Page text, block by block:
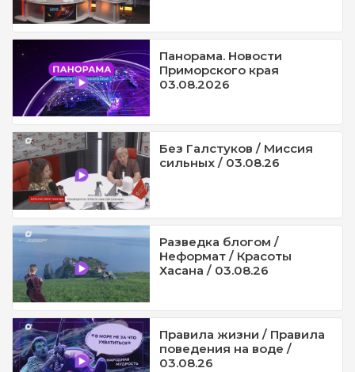
Панорама. Новости
Приморского края
03.08.2026
Без Галстуков / Миссия
сильных / 03.08.26
Разведка блогом /
Неформат / Красоты
Хасана / 03.08.26
Правила жизни / Правила
поведения на воде /
03.08.26